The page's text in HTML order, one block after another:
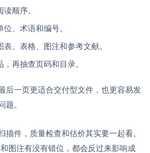
顺序。
、术语和编号。
、表格、图注和参考文献。
再抽查页码和目录。
后一页更适合交付型文件，也更容易发
。
描件，质量检查和估价其实要一起看。
图注有没有错位，都会反过来影响成